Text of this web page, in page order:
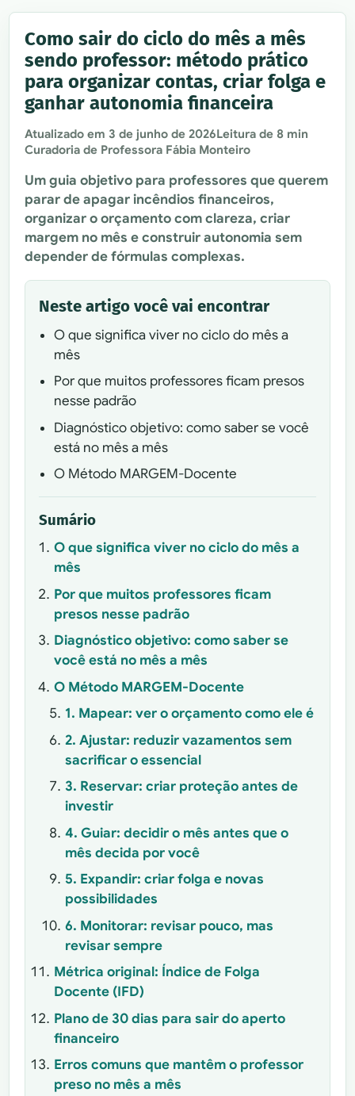
Como sair do ciclo do mês a mês
sendo professor: método prático
para organizar contas, criar folga e
ganhar autonomia financeira
Atualizado em3 de junho de 2026Leitura de 8 min
Curadoria de Professora Fábia Monteiro
Um guia objetivo para professores que querem
parar de apagar incêndios financeiros,
organizar o orçamento com clareza, criar
margem no mês e construir autonomia sem
depender de fórmulas complexas.
Neste artigo você vai encontrar
O que significa viver no ciclo do mês a
mês
Por que muitos professores ficam presos
nesse padrão
Diagnóstico objetivo: como saber se você
está no mês a mês
O Método MARGEM-Docente
Sumário
O que significa viver no ciclo do mês a
mês
Por que muitos professores ficam
presos nesse padrão
Diagnóstico objetivo: como saber se
você está no mês a mês
O Método MARGEM-Docente
1. Mapear: ver o orçamento como ele é
2. Ajustar: reduzir vazamentos sem
sacrificar o essencial
3. Reservar: criar proteção antes de
investir
4. Guiar: decidir o mês antes que o
mês decida por você
5. Expandir: criar folga e novas
possibilidades
6. Monitorar: revisar pouco, mas
revisar sempre
Métrica original: Índice de Folga
Docente (IFD)
Plano de 30 dias para sair do aperto
financeiro
Erros comuns que mantêm o professor
preso no mês a mês